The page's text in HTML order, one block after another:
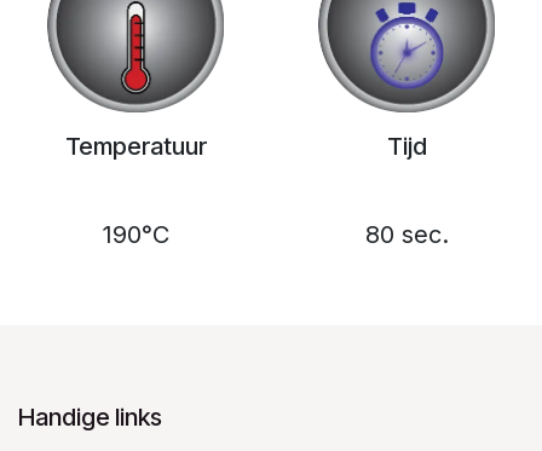
Temperatuur
190°C
Tijd
80 sec.
Handige links